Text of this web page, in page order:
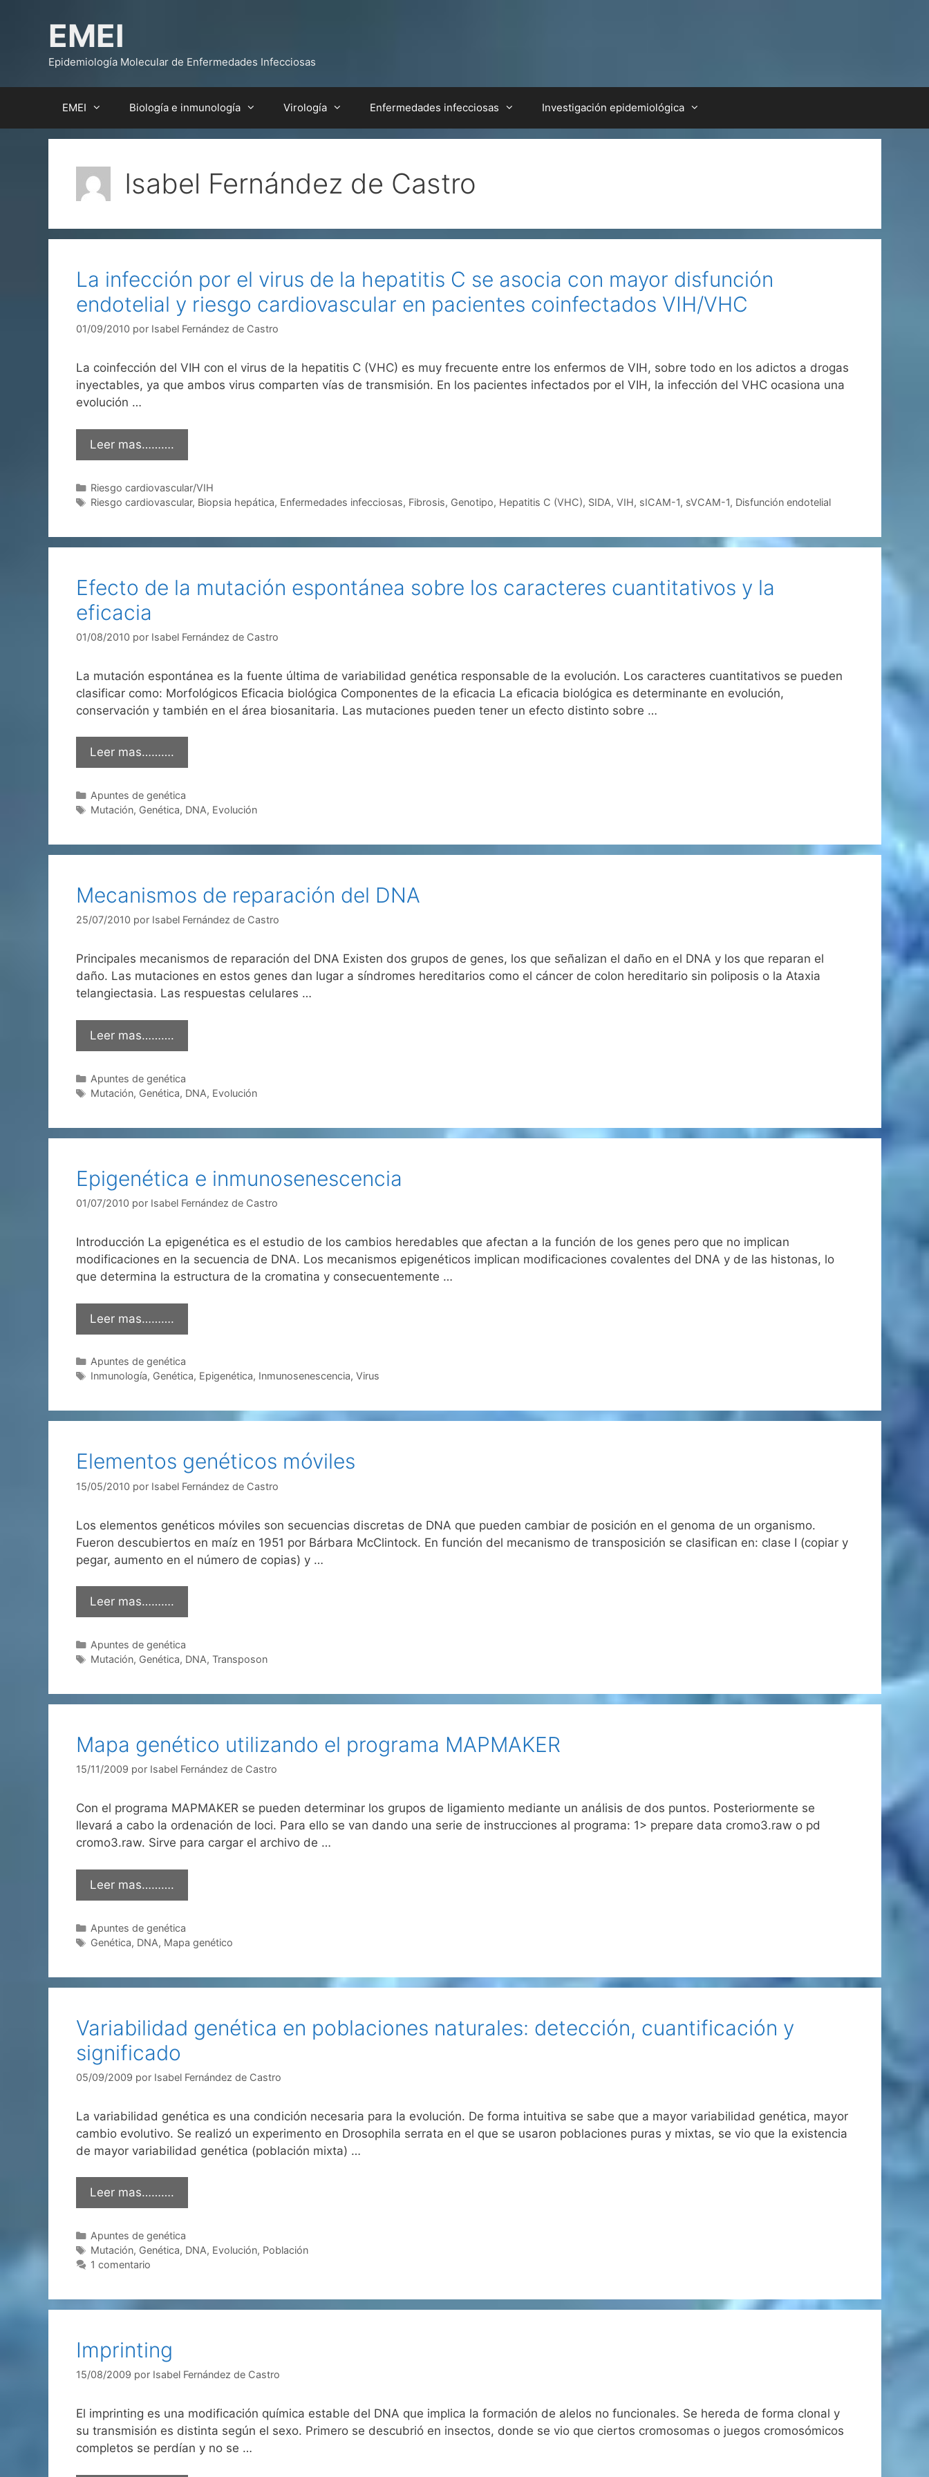
EMEI
Epidemiología Molecular de Enfermedades Infecciosas
EMEI Biología e inmunología Virología Enfermedades infecciosas Investigación epidemiológica
Isabel Fernández de Castro
La infección por el virus de la hepatitis C se asocia con mayor disfunción
endotelial y riesgo cardiovascular en pacientes coinfectados VIH/VHC
01/09/2010 por Isabel Fernández de Castro
La coinfección del VIH con el virus de la hepatitis C (VHC) es muy frecuente entre los enfermos de VIH, sobre todo en los adictos a drogas
inyectables, ya que ambos virus comparten vías de transmisión. En los pacientes infectados por el VIH, la infección del VHC ocasiona una
evolución …
Leer mas……….
Categorías
Riesgo cardiovascular/VIH
Etiquetas
Riesgo cardiovascular, Biopsia hepática, Enfermedades infecciosas, Fibrosis, Genotipo, Hepatitis C (VHC), SIDA,VIH, sICAM-1, sVCAM-1, Disfunción endotelial
Efecto de la mutación espontánea sobre los caracteres cuantitativos y la
eficacia
01/08/2010 por Isabel Fernández de Castro
La mutación espontánea es la fuente última de variabilidad genética responsable de la evolución. Los caracteres cuantitativos se pueden
clasificar como: Morfológicos Eficacia biológica Componentes de la eficacia La eficacia biológica es determinante en evolución,
conservación y también en el área biosanitaria. Las mutaciones pueden tener un efecto distinto sobre …
Leer mas……….
Categorías
Apuntes de genética
Etiquetas
Mutación, Genética, DNA, Evolución
Mecanismos de reparación del DNA
25/07/2010 por Isabel Fernández de Castro
Principales mecanismos de reparación del DNA Existen dos grupos de genes, los que señalizan el daño en el DNA y los que reparan el
daño. Las mutaciones en estos genes dan lugar a síndromes hereditarios como el cáncer de colon hereditario sin poliposis o la Ataxia
telangiectasia. Las respuestas celulares …
Leer mas……….
Categorías
Apuntes de genética
Etiquetas
Mutación, Genética, DNA, Evolución
Epigenética e inmunosenescencia
01/07/2010 por Isabel Fernández de Castro
Introducción La epigenética es el estudio de los cambios heredables que afectan a la función de los genes pero que no implican
modificaciones en la secuencia de DNA. Los mecanismos epigenéticos implican modificaciones covalentes del DNA y de las histonas, lo
que determina la estructura de la cromatina y consecuentemente …
Leer mas……….
Categorías
Apuntes de genética
Etiquetas
Inmunología, Genética, Epigenética, Inmunosenescencia,Virus
Elementos genéticos móviles
15/05/2010 por Isabel Fernández de Castro
Los elementos genéticos móviles son secuencias discretas de DNA que pueden cambiar de posición en el genoma de un organismo.
Fueron descubiertos en maíz en 1951 por Bárbara McClintock. En función del mecanismo de transposición se clasifican en: clase I (copiar y
pegar, aumento en el número de copias) y …
Leer mas……….
Categorías
Apuntes de genética
Etiquetas
Mutación, Genética, DNA,Transposon
Mapa genético utilizando el programa MAPMAKER
15/11/2009 por Isabel Fernández de Castro
Con el programa MAPMAKER se pueden determinar los grupos de ligamiento mediante un análisis de dos puntos. Posteriormente se
llevará a cabo la ordenación de loci. Para ello se van dando una serie de instrucciones al programa: 1> prepare data cromo3.raw o pd
cromo3.raw. Sirve para cargar el archivo de …
Leer mas……….
Categorías
Apuntes de genética
Etiquetas
Genética, DNA, Mapa genético
Variabilidad genética en poblaciones naturales: detección, cuantificación y
significado
05/09/2009 por Isabel Fernández de Castro
La variabilidad genética es una condición necesaria para la evolución. De forma intuitiva se sabe que a mayor variabilidad genética, mayor
cambio evolutivo. Se realizó un experimento en Drosophila serrata en el que se usaron poblaciones puras y mixtas, se vio que la existencia
de mayor variabilidad genética (población mixta) …
Leer mas……….
Categorías
Apuntes de genética
Etiquetas
Mutación, Genética, DNA, Evolución, Población
1 comentario
Imprinting
15/08/2009 por Isabel Fernández de Castro
El imprinting es una modificación química estable del DNA que implica la formación de alelos no funcionales. Se hereda de forma clonal y
su transmisión es distinta según el sexo. Primero se descubrió en insectos, donde se vio que ciertos cromosomas o juegos cromosómicos
completos se perdían y no se …